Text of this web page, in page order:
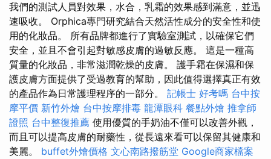
我們的測試人員對效果，水合，乳霜的效果感到滿意，並迅
速吸收。 Orphica專門研究結合天然活性成分的安全性和使
用的化妝品。 所有品牌都進行了實驗室測試，以確保它們
安全，並且不會引起對敏感皮膚的過敏反應。 這是一種高
質量的化妝品，非常滋潤乾燥的皮膚。 護手霜在保濕和保
護皮膚方面提供了受過教育的幫助，因此值得選擇真正有效
的產品作為日常護理程序的一部分。 記帳士 好考嗎 台中按
摩平價 新竹外燴 台中按摩排毒 龍潭眼科 餐點外燴 推拿師
證照 台中整復推薦 使用優質的手奶油不僅可以改善外觀，
而且可以提高皮膚的耐藥性，從長遠來看可以保留其健康和
美麗。 buffet外燴價格 文心南路撥筋堂 Google商家檔案